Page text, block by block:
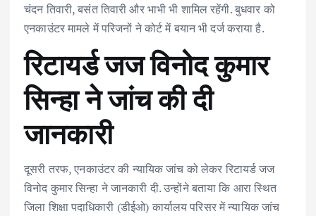
चंदन तिवारी, बसंत तिवारी और भाभी भी शामिल रहेंगी. बुधवार को
एनकाउंटर मामले में परिजनों ने कोर्ट में बयान भी दर्ज कराया है.
रिटायर्ड जज विनोद कुमार
सिन्हा ने जांच की दी
जानकारी
दूसरी तरफ, एनकाउंटर की न्यायिक जांच को लेकर रिटायर्ड जज
विनोद कुमार सिन्हा ने जानकारी दी. उन्होंने बताया कि आरा स्थित
जिला शिक्षा पदाधिकारी (डीईओ) कार्यालय परिसर में न्यायिक जांच